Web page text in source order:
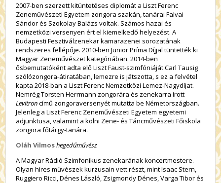
2007-ben szerzett kitüntetéses diplomát a Liszt Ferenc
Zeneművészeti Egyetem zongora szakán, tanárai Falvai
Sándor és Szokolay Balázs voltak. Számos hazai és
nemzetközi versenyen ért el kiemelkedő helyezést. A
Budapesti Fesztiválzenekar kamarazenei sorozatának
rendszeres fellépője. 2010-ben Junior Príma Díjjal tüntették ki
Magyar Zeneművészet kategóriában. 2014-ben
ősbemutatóként adta elő Liszt Faust-szimfóniáját Carl Tausig
szólózongora-átiratában, lemezre is játszotta, s ez a felvétel
kapta 2018-ban a Liszt Ferenc Nemzetközi Lemez-Nagydíjat.
Nemrég Torsten Herrmann zongorára és zenekarra írott
Levitroncímű zongoraversenyét mutatta be Németországban.
Jelenleg a Liszt Ferenc Zeneművészeti Egyetem egyetemi
adjunktusa, valamint a kölni Zene- és Táncművészeti Főiskola
zongora főtárgy-tanára.
Oláh Vilmoshegedűművész
A Magyar Rádió Szimfonikus zenekarának koncertmestere.
Olyan híres művészek kurzusain vett részt, mint Isaac Stern,
Ruggiero Ricci, Dénes László, Zsigmondy Dénes, Varga Tibor és